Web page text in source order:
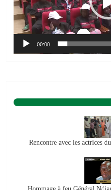
00:00
Rencontre avec les actrices